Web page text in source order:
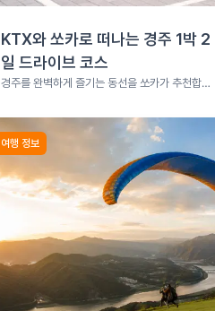
KTX와 쏘카로 떠나는 경주 1박 2
일 드라이브 코스
경주를 완벽하게 즐기는 동선을 쏘카가 추천합니
여행 정보